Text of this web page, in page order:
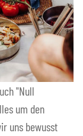
"Null
um den
uns bewusst